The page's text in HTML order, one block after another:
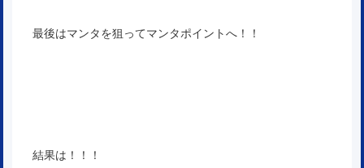
最後はマンタを狙ってマンタポイントへ！！
結果は！！！